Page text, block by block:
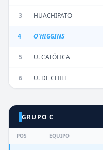
3 HUACHIPATO
4 O'HIGGINS
5 U. CATÓLICA
6 U. DE CHILE
GRUPO C
POS EQUIPO